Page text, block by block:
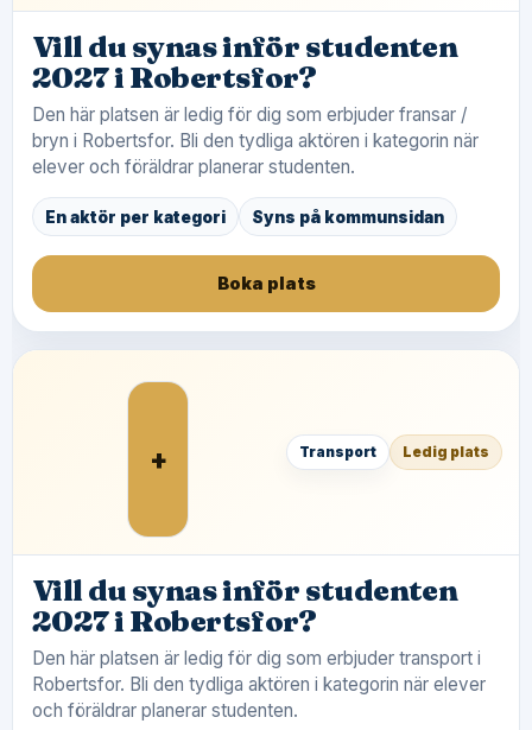
Vill du synas inför studenten
2027 i Robertsfor?
Den här platsen är ledig för dig som erbjuder fransar /
bryn i Robertsfor. Bli den tydliga aktören i kategorin när
elever och föräldrar planerar studenten.
En aktör per kategori Syns på kommunsidan
Boka plats
+ Transport Ledig plats
Vill du synas inför studenten
2027 i Robertsfor?
Den här platsen är ledig för dig som erbjuder transport i
Robertsfor. Bli den tydliga aktören i kategorin när elever
och föräldrar planerar studenten.